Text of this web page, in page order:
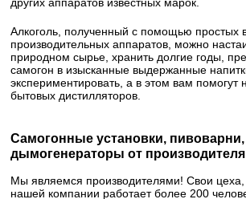
Алкоголь, полученный с помощью простых
производительных аппаратов, можно
природном сырье, хранить долгие годы,
самогон в изысканные выдержанные
экспериментировать, а в этом вам
бытовых дистилляторов.
Самогонные установки,
дымогенераторы от
Мы являемся производителями! Свои цеха,
нашей компании работает более 200